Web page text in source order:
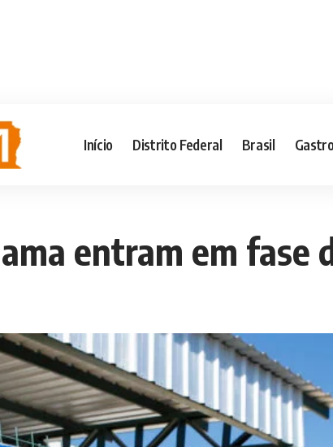
Início Distrito Federal Brasil
entram em fase